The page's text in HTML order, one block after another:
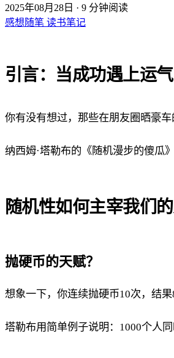
2025年08月28日 · 9 分钟阅读
感想随笔 读书笔记
引言：当成功遇上运气
你有没有想过，那些在朋友圈晒豪
纳西姆·塔勒布的《随机漫步的傻瓜
随机性如何主宰我们
抛硬币的天赋？
想象一下，你连续抛硬币10次，结
塔勒布用简单例子说明：1000个人